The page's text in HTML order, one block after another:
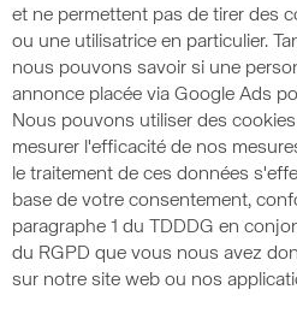
et ne permettent pas de tirer des
ou une utilisatrice en particulier.
nous pouvons savoir si une
annonce placée via Google Ads
Nous pouvons utiliser des
mesurer l'efficacité de nos
le traitement de ces données
base de votre consentement,
paragraphe 1 du TDDDG en
du RGPD que vous nous avez
sur notre site web ou nos